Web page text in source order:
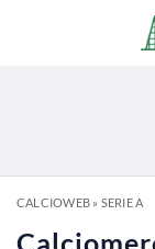
CALCIOWEB» SERIE A